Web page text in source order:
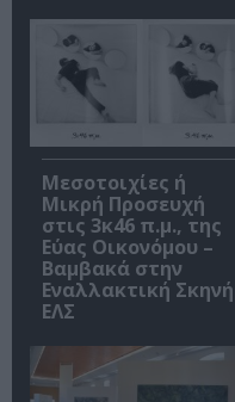
Μεσοτοιχίες ή
Μικρή Προσευχή
στις 3κ46 π.μ., της
Εύας Οικονόμου –
Βαμβακά στην
Εναλλακτική Σκηνή
ΕΛΣ